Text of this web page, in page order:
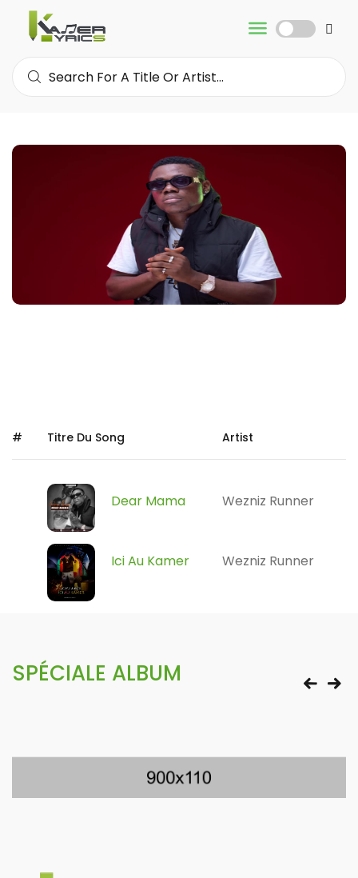
# Titre Du Song Artist
Dear Mama Wezniz Runner
Ici Au Kamer Wezniz Runner
SPÉCIALE ALBUM